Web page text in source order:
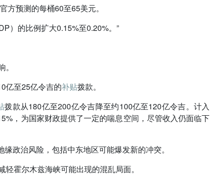
方预测的每桶60至65美元。
）的比例扩大0.15%至0.20%。”
亿至25亿令吉的补贴拨款。
拨款从180亿至200亿令吉降至约100亿至120亿令吉。计入
，为国家财政提供了一定的喘息空间，尽管收入仍面临下
缘政治风险，包括中东地区可能爆发新的冲突。
轻霍尔木兹海峡可能出现的混乱局面。